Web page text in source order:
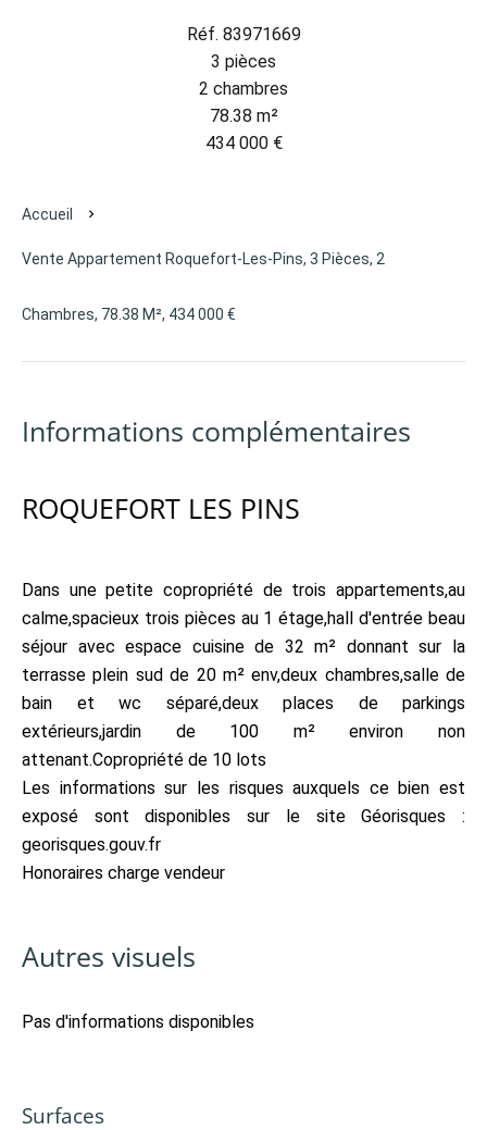
Réf. 83971669
3 pièces
2 chambres
78.38 m²
434 000 €
Accueil
Vente Appartement Roquefort-Les-Pins, 3 Pièces, 2
Chambres, 78.38 M², 434 000 €
Informations complémentaires
ROQUEFORT LES PINS
Dans une petite copropriété de trois appartements,au
calme,spacieux trois pièces au 1 étage,hall d'entrée beau
séjour avec espace cuisine de 32 m² donnant sur la
terrasse plein sud de 20 m² env,deux chambres,salle de
bain et wc séparé,deux places de parkings
extérieurs,jardin de 100 m² environ non
attenant.Copropriété de 10 lots
Les informations sur les risques auxquels ce bien est
exposé sont disponibles sur le site Géorisques :
georisques.gouv.fr
Honoraires charge vendeur
Autres visuels
Pas d'informations disponibles
Surfaces